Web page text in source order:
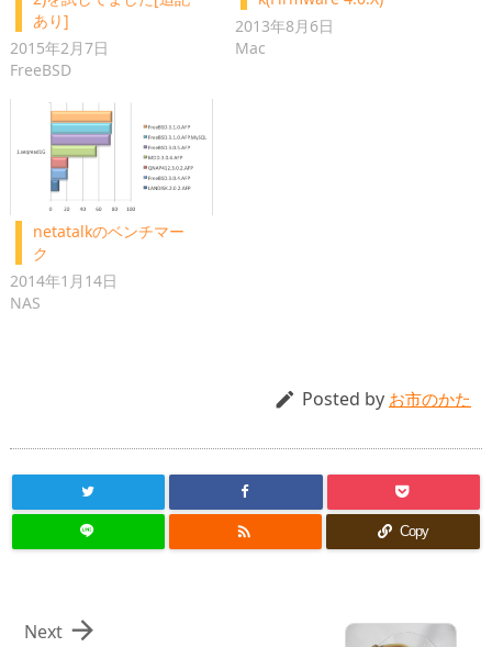
あり]
2015年2月7日
FreeBSD
2013年8月6日
Mac
netatalkのベンチマー
ク
2014年1月14日
NAS
 Posted by お市のかた
 Copy

Next